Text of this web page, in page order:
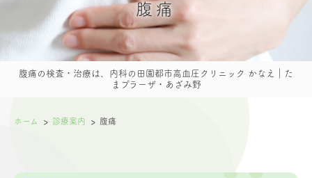
i
i
腹痛
腹痛の検査・治療は、内科の田園都市高血圧クリニック かなえ｜た
まプラーザ・あざみ野
ホーム 診療案内 腹痛